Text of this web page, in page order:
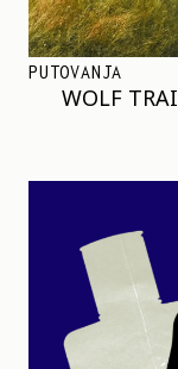
PUTOVANJA
WOLF